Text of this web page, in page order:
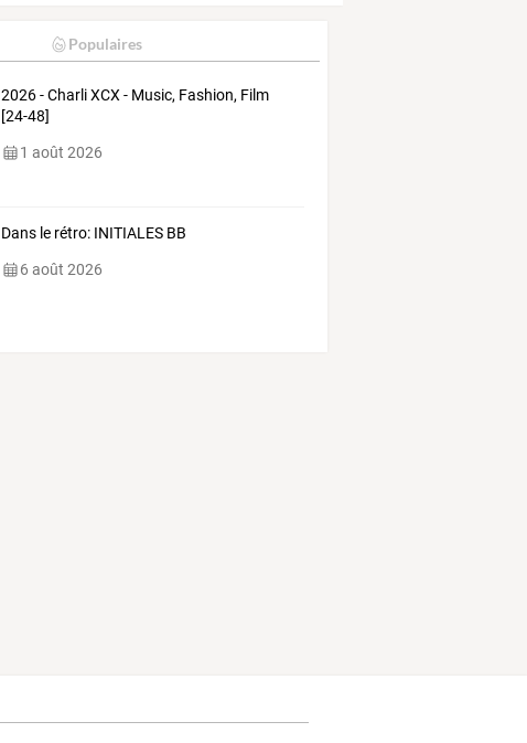
Populaires
2026 - Charli XCX - Music, Fashion, Film
[24-48]
1 août 2026
Dans le rétro: INITIALES BB
6 août 2026